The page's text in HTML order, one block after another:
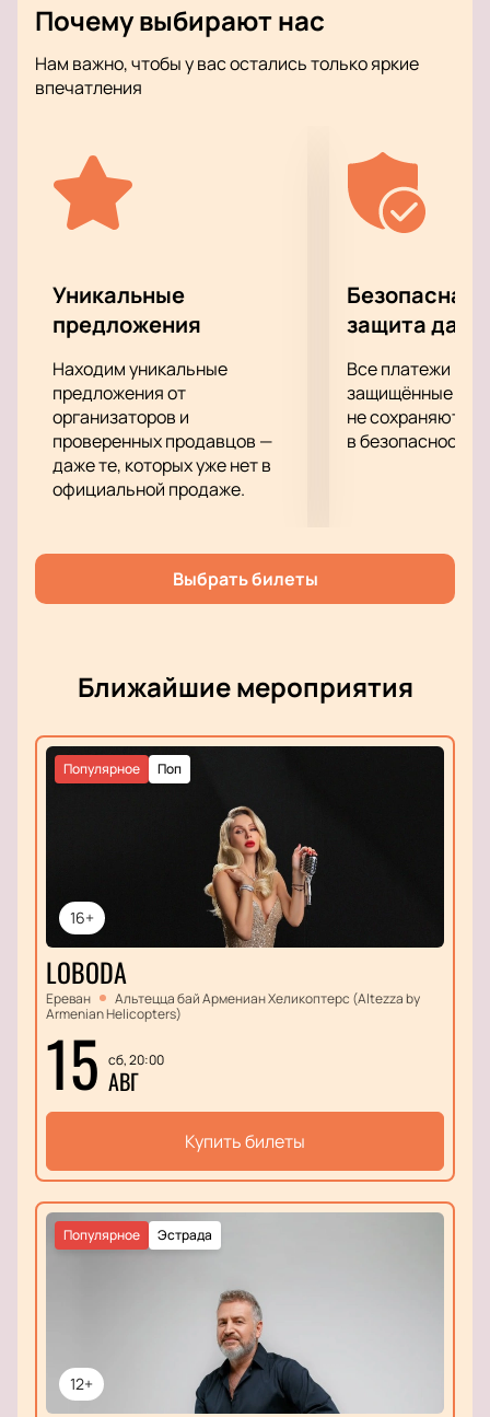
советских кинофильмов и спектаклей 20-го века, а
аранжировке.
Все музыканты из ансамбля принимают активное
музыкальных конкурсах и фестивалях. Оркестр
многократно становился лауреатом престижных
премий.
Подарите себе подлинное удовольствие от
превосходном исполнении.
Почему выбирают нас
Нам важно, чтобы у вас остались только яркие
впечатления
Уникальные
предложения
Находим уникальные
предложения от
организаторов и
проверенных продавцов —
даже те, которых уже нет в
официальной продаже.
Безопасная
защита
Все платежи
защищённые
не сохраняются
в безопасности.
Выбрать билеты
Ближайшие мероприятия
16+
Поп
Популярное
LOBODA
Ереван
Альтецца бай Армениан Хеликоптерс (Altezza by
Armenian Helicopters)
15 сб, 20:00
АВГ
Купить билеты
12+
Эстрада
Популярное